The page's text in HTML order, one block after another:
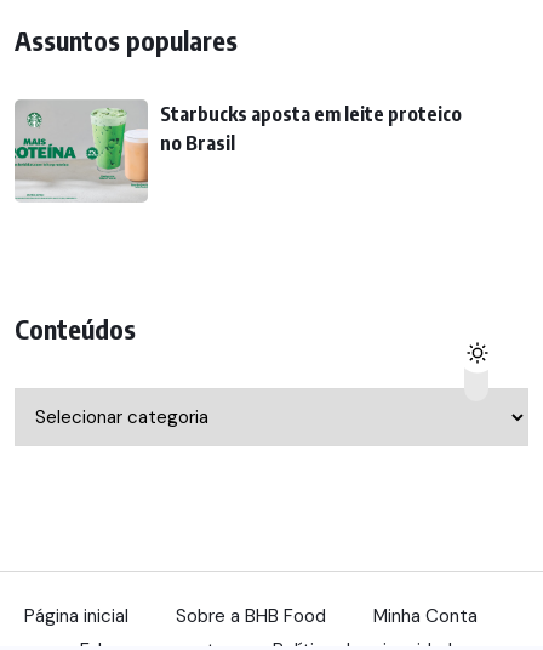
Assuntos populares
Starbucks aposta em leite proteico
no Brasil
Conteúdos
Conteúdos
Página inicial Sobre a BHB Food
Minha Conta